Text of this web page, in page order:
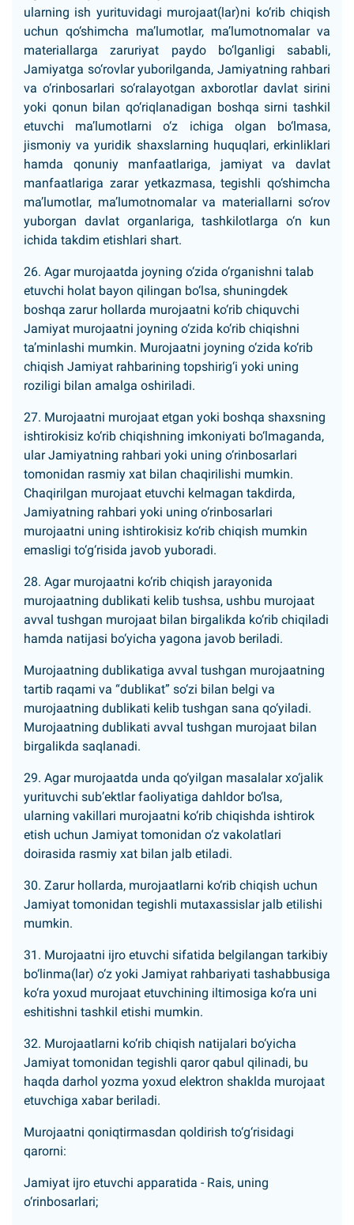
ularning ish yurituvidagi murojaat(lar)ni ko‘rib chiqish
uchun qo‘shimcha ma’lumotlar, ma’lumotnomalar va
materiallarga zaruriyat paydo bo‘lganligi sababli,
Jamiyatga so‘rovlar yuborilganda, Jamiyatning rahbari
va o‘rinbosarlari so‘ralayotgan axborotlar davlat sirini
yoki qonun bilan qo‘riqlanadigan boshqa sirni tashkil
etuvchi ma’lumotlarni o‘z ichiga olgan bo‘lmasa,
jismoniy va yuridik shaxslarning huquqlari, erkinliklari
hamda qonuniy manfaatlariga, jamiyat va davlat
manfaatlariga zarar yetkazmasa, tegishli qo‘shimcha
ma’lumotlar, ma’lumotnomalar va materiallarni so‘rov
yuborgan davlat organlariga, tashkilotlarga o‘n kun
ichida takdim etishlari shart.
26. Agar murojaatda joyning o‘zida o‘rganishni talab
etuvchi holat bayon qilingan bo‘lsa, shuningdek
boshqa zarur hollarda murojaatni ko‘rib chiquvchi
Jamiyat murojaatni joyning o‘zida ko‘rib chiqishni
ta’minlashi mumkin. Murojaatni joyning o‘zida ko‘rib
chiqish Jamiyat rahbarining topshirig‘i yoki uning
roziligi bilan amalga oshiriladi.
27. Murojaatni murojaat etgan yoki boshqa shaxsning
ishtirokisiz ko‘rib chiqishning imkoniyati bo‘lmaganda,
ular Jamiyatning rahbari yoki uning o‘rinbosarlari
tomonidan rasmiy xat bilan chaqirilishi mumkin.
Chaqirilgan murojaat etuvchi kelmagan takdirda,
Jamiyatning rahbari yoki uning o‘rinbosarlari
murojaatni uning ishtirokisiz ko‘rib chiqish mumkin
emasligi to‘g‘risida javob yuboradi.
28. Agar murojaatni ko‘rib chiqish jarayonida
murojaatning dublikati kelib tushsa, ushbu murojaat
avval tushgan murojaat bilan birgalikda ko‘rib chiqiladi
hamda natijasi bo‘yicha yagona javob beriladi.
Murojaatning dublikatiga avval tushgan murojaatning
tartib raqami va “dublikat” so‘zi bilan belgi va
murojaatning dublikati kelib tushgan sana qo‘yiladi.
Murojaatning dublikati avval tushgan murojaat bilan
birgalikda saqlanadi.
29. Agar murojaatda unda qo‘yilgan masalalar xo‘jalik
yurituvchi sub’ektlar faoliyatiga dahldor bo‘lsa,
ularning vakillari murojaatni ko‘rib chiqishda ishtirok
etish uchun Jamiyat tomonidan o‘z vakolatlari
doirasida rasmiy xat bilan jalb etiladi.
30. Zarur hollarda, murojaatlarni ko‘rib chiqish uchun
Jamiyat tomonidan tegishli mutaxassislar jalb etilishi
mumkin.
31. Murojaatni ijro etuvchi sifatida belgilangan tarkibiy
bo‘linma(lar) o‘z yoki Jamiyat rahbariyati tashabbusiga
ko‘ra yoxud murojaat etuvchining iltimosiga ko‘ra uni
eshitishni tashkil etishi mumkin.
32. Murojaatlarni ko‘rib chiqish natijalari bo‘yicha
Jamiyat tomonidan tegishli qaror qabul qilinadi, bu
haqda darhol yozma yoxud elektron shaklda murojaat
etuvchiga xabar beriladi.
Murojaatni qoniqtirmasdan qoldirish to‘g‘risidagi
qarorni:
Jamiyat ijro etuvchi apparatida - Rais, uning
o‘rinbosarlari;